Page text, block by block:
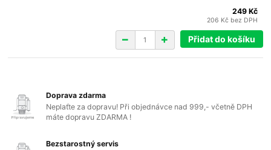
249 Kč
206 Kč bez DPH
Přidat do košíku
Doprava zdarma
Neplaťte za dopravu! Při objednávce nad 999,- včetně DPH
máte dopravu ZDARMA !
Bezstarostný servis